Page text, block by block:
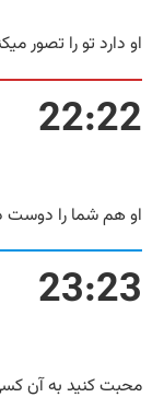
او دارد تو را تصور
22:22
او هم شما را دوست
23:23
محبت کنید به آن